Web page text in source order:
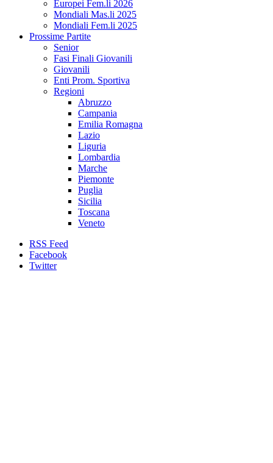
Europei Fem.li 2026
Mondiali Mas.li 2025
Mondiali Fem.li 2025
Prossime Partite
Senior
Fasi Finali Giovanili
Giovanili
Enti Prom. Sportiva
Regioni
Abruzzo
Campania
Emilia Romagna
Lazio
Liguria
Lombardia
Marche
Piemonte
Puglia
Sicilia
Toscana
Veneto
RSS Feed
Facebook
Twitter